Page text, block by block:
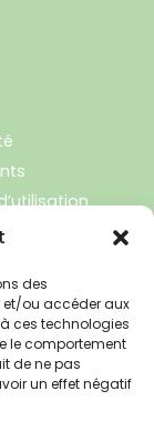
des
et/ou accéder aux
ces technologies
le comportement
de ne pas
un effet négatif
en ligne de
question sur
commande,